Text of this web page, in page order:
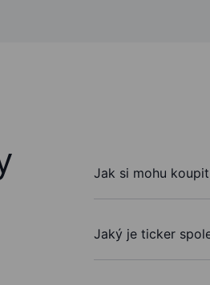
Jak si mohu
Jaký je ticker